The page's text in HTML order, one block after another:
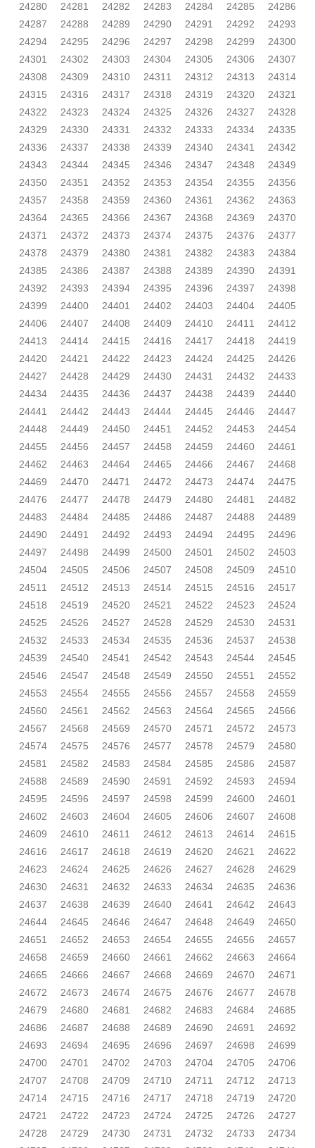
24280
24281 24282 24283 24284 24285
24286
24287
24288 24289 24290 24291 24292
24293
24294
24295 24296 24297 24298 24299
24300
24301
24302 24303 24304 24305 24306
24307
24308
24309 24310 24311 24312 24313
24314
24315
24316 24317 24318 24319 24320
24321
24322
24323 24324 24325 24326 24327
24328
24329
24330 24331 24332 24333 24334
24335
24336
24337 24338 24339 24340 24341
24342
24343
24344 24345 24346 24347 24348
24349
24350
24351 24352 24353 24354 24355
24356
24357
24358 24359 24360 24361 24362
24363
24364
24365 24366 24367 24368 24369
24370
24371
24372 24373 24374 24375 24376
24377
24378
24379 24380 24381 24382 24383
24384
24385
24386 24387 24388 24389 24390
24391
24392
24393 24394 24395 24396 24397
24398
24399
24400 24401 24402 24403 24404
24405
24406
24407 24408 24409 24410 24411
24412
24413
24414 24415 24416 24417 24418
24419
24420
24421 24422 24423 24424 24425
24426
24427
24428 24429 24430 24431 24432
24433
24434
24435 24436 24437 24438 24439
24440
24441
24442 24443 24444 24445 24446
24447
24448
24449 24450 24451 24452 24453
24454
24455
24456 24457 24458 24459 24460
24461
24462
24463 24464 24465 24466 24467
24468
24469
24470 24471 24472 24473 24474
24475
24476
24477 24478 24479 24480 24481
24482
24483
24484 24485 24486 24487 24488
24489
24490
24491 24492 24493 24494 24495
24496
24497
24498 24499 24500 24501 24502
24503
24504
24505 24506 24507 24508 24509
24510
24511
24512 24513 24514 24515 24516
24517
24518
24519 24520 24521 24522 24523
24524
24525
24526 24527 24528 24529 24530
24531
24532
24533 24534 24535 24536 24537
24538
24539
24540 24541 24542 24543 24544
24545
24546
24547 24548 24549 24550 24551
24552
24553
24554 24555 24556 24557 24558
24559
24560
24561 24562 24563 24564 24565
24566
24567
24568 24569 24570 24571 24572
24573
24574
24575 24576 24577 24578 24579
24580
24581
24582 24583 24584 24585 24586
24587
24588
24589 24590 24591 24592 24593
24594
24595
24596 24597 24598 24599 24600
24601
24602
24603 24604 24605 24606 24607
24608
24609
24610 24611 24612 24613 24614
24615
24616
24617 24618 24619 24620 24621
24622
24623
24624 24625 24626 24627 24628
24629
24630
24631 24632 24633 24634 24635
24636
24637
24638 24639 24640 24641 24642
24643
24644
24645 24646 24647 24648 24649
24650
24651
24652 24653 24654 24655 24656
24657
24658
24659 24660 24661 24662 24663
24664
24665
24666 24667 24668 24669 24670
24671
24672
24673 24674 24675 24676 24677
24678
24679
24680 24681 24682 24683 24684
24685
24686
24687 24688 24689 24690 24691
24692
24693
24694 24695 24696 24697 24698
24699
24700
24701 24702 24703 24704 24705
24706
24707
24708 24709 24710 24711 24712
24713
24714
24715 24716 24717 24718 24719
24720
24721
24722 24723 24724 24725 24726
24727
24728
24729 24730 24731 24732 24733
24734